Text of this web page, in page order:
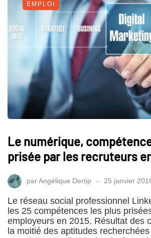
EMPLOI
Le numérique,
prisée par les recruteurs
parAngélique Dertip 25 janvier
Le réseau social professionnel
les 25 compétences les plus
employeurs en 2015. Résultat des
la moitié des aptitudes